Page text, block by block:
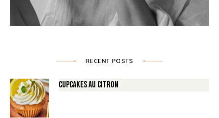
RECENT POSTS
Cupcakes au Citron